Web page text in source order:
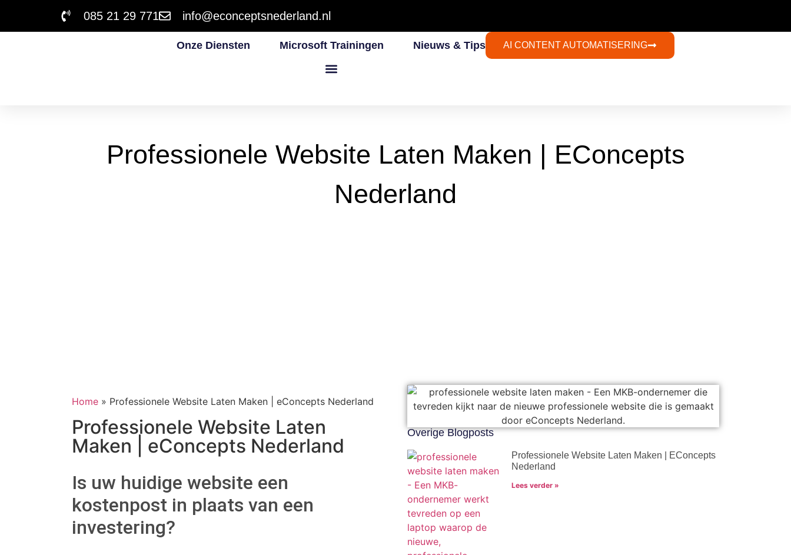
085 21 29 771 info@econceptsnederland.nl
Onze Diensten Microsoft Trainingen Nieuws & Tips AI CONTENT AUTOMATISERING​
Professionele Website Laten Maken | EConcepts
Nederland
Home » Professionele Website Laten Maken | eConcepts Nederland
Professionele Website Laten
Maken | eConcepts Nederland
Is uw huidige website een
kostenpost in plaats van een
investering?
Overige Blogposts
Professionele Website Laten Maken | EConcepts
Nederland
Lees verder »